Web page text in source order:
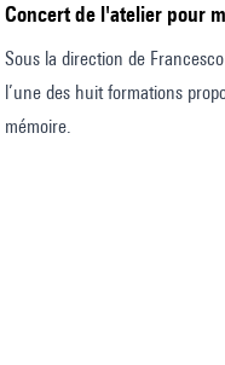
Concert de l'atelier pour
Sous la direction de
l’une des huit formations
mémoire.